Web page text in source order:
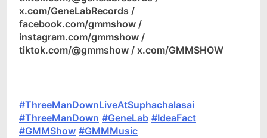
x.com/GeneLabRecords /
facebook.com/gmmshow /
instagram.com/gmmshow /
tiktok.com/@gmmshow / x.com/GMMSHOW
#ThreeManDownLiveAtSuphachalasai
#ThreeManDown #GeneLab #IdeaFact
#GMMShow #GMMMusic